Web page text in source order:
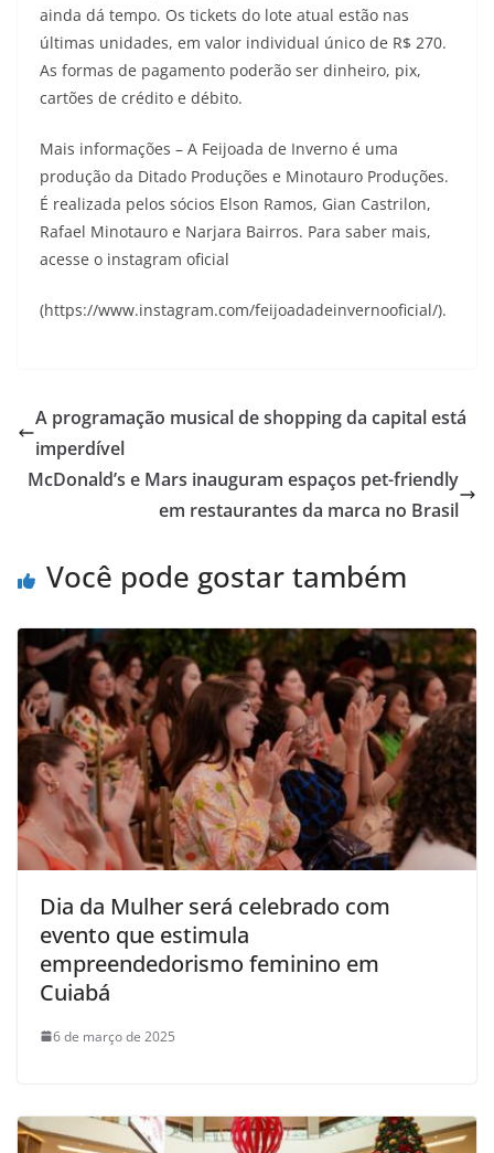
ainda dá tempo. Os tickets do lote atual estão nas
últimas unidades, em valor individual único de R$ 270.
As formas de pagamento poderão ser dinheiro, pix,
cartões de crédito e débito.
Mais informações – A Feijoada de Inverno é uma
produção da Ditado Produções e Minotauro Produções.
É realizada pelos sócios Elson Ramos, Gian Castrilon,
Rafael Minotauro e Narjara Bairros. Para saber mais,
acesse o instagram oficial
(https://www.instagram.com/feijoadadeinvernooficial/).
A programação musical de shopping da capital está
imperdível
McDonald’s e Mars inauguram espaços pet-friendly
em restaurantes da marca no Brasil
Você pode gostar também
Dia da Mulher será celebrado com
evento que estimula
empreendedorismo feminino em
Cuiabá
6 de março de 2025